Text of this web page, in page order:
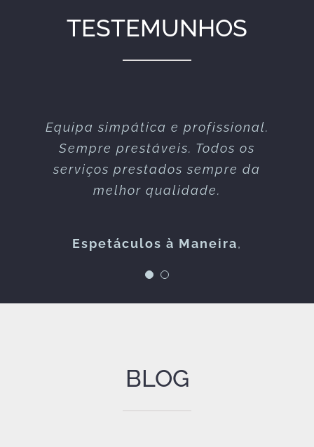
TESTEMUNHOS
Equipa simpática e profissional.
Sempre prestáveis. Todos os
serviços prestados sempre da
melhor qualidade.
Espetáculos à Maneira,
Excelente serviço nos vários
espectáculos que já realizaram
connosco!
BLOG